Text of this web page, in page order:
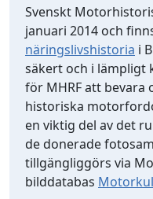
Svenskt
januari 2014 och
näringslivshistoria i
säkert och i lämpligt
för MHRF att bevara
historiska
en viktig del av det
de donerade
tillgängliggörs via
bilddatabas